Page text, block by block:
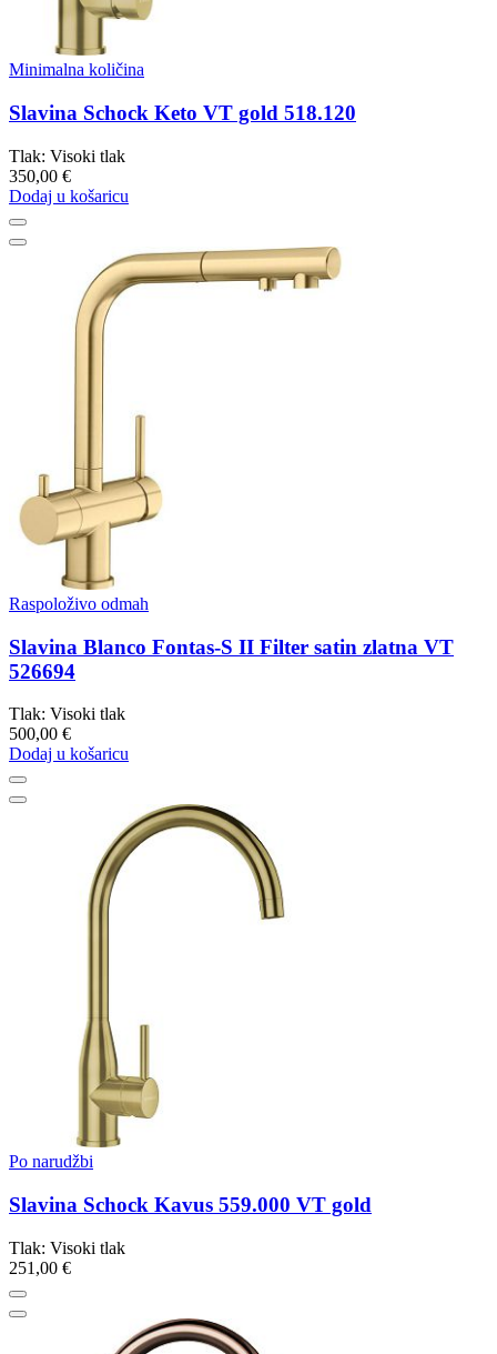
Minimalna količina
Slavina Schock Keto VT gold 518.120
Tlak: Visoki tlak
350,00 €
Dodaj u košaricu
Raspoloživo odmah
Slavina Blanco Fontas-S II Filter satin zlatna VT
526694
Tlak: Visoki tlak
500,00 €
Dodaj u košaricu
Po narudžbi
Slavina Schock Kavus 559.000 VT gold
Tlak: Visoki tlak
251,00 €